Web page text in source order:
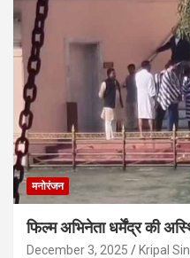
मनोरंजन
फिल्म अभिनेता धर्मेंद्र की
December 3, 2025 Kripal